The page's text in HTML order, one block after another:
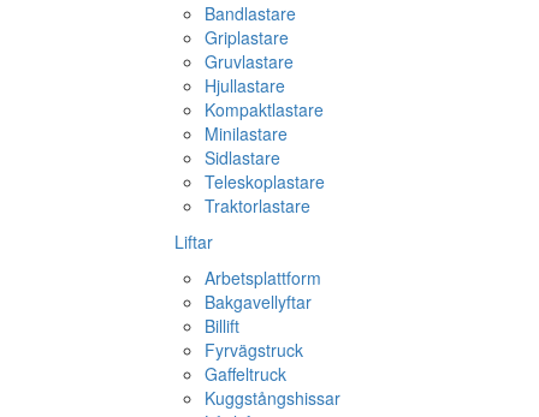
Bandlastare
Griplastare
Gruvlastare
Hjullastare
Kompaktlastare
Minilastare
Sidlastare
Teleskoplastare
Traktorlastare
Liftar
Arbetsplattform
Bakgavellyftar
Billift
Fyrvägstruck
Gaffeltruck
Kuggstångshissar